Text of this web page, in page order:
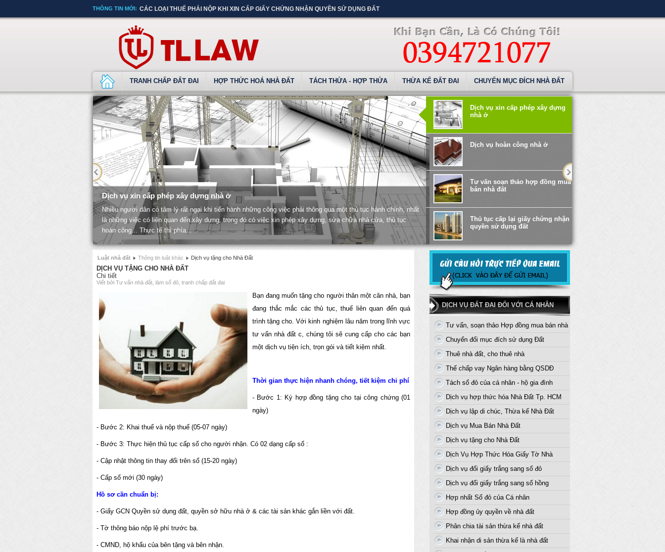
THÔNG TIN MỚI: CÁC LOẠI THUẾ PHẢI NỘP KHI XIN CẤP GIẤY CHỨNG NHẬN QUYỀN SỬ DỤNG ĐẤT
TRANH CHẤP ĐẤT ĐAI HỢP THỨC HOÁ NHÀ ĐẤT TÁCH THỬA - HỢP THỬA THỪA KẾ ĐẤT ĐAI CHUYỂN MỤC ĐÍCH NHÀ ĐẤT
Dịch vụ xin cấp phép xây dựng nhà ở
Nhiều người dân có tâm lý rất ngại khi tiến hành những công việc phải thông qua một thủ tục hành chính, nhất
là những việc có liên quan đến xây dựng, trong đó có việc xin phép xây dựng, sửa chữa nhà cửa, thủ tục
hoàn công... Thực tế thì phía...
Dịch vụ xin cấp phép xây dựng
nhà ở
Dịch vụ hoàn công nhà ở
Tư vấn soạn thảo hợp đồng mua
bán nhà đất
Thủ tục cấp lại giấy chứng nhận
quyền sử dụng đất
đối với Đất Đai
đất - Hướng Dẫn Thủ Tục
Tư vấn thừa kế, tặng cho quyền
sử dụng đất
Luật nhà đất Thông tin luật khác Dịch vụ tặng cho Nhà Đất
DỊCH VỤ TẶNG CHO NHÀ ĐẤT
Chi tiết
Viết bởi Tư vấn nhà đất, làm sổ đỏ, tranh chấp đất đai
Bạn đang muốn tặng cho người thân một căn nhà, bạn
đang thắc mắc các thủ tục, thuế liên quan đến quá
trình tặng cho. Với kinh nghiệm lâu năm trong lĩnh vực
tư vấn nhà đất c, chúng tôi sẽ cung cấp cho các bạn
một dịch vụ tiện ích, trọn gói và tiết kiệm nhất.
Thời gian thực hiện nhanh chóng, tiết kiệm chi phí
- Bước 1: Ký hợp đồng tặng cho tại công chứng (01
ngày)
- Bước 2: Khai thuế và nộp thuế (05-07 ngày)
- Bước 3: Thực hiện thủ tục cấp sổ cho người nhận. Có 02 dạng cấp sổ :
- Cập nhật thông tin thay đổi trên sổ (15-20 ngày)
- Cấp sổ mới (30 ngày)
Hồ sơ cần chuẩn bị:
- Giấy GCN Quyền sử dụng đất, quyền sở hữu nhà ở & các tài sản khác gắn liền với đất.
- Tờ thông báo nộp lệ phí trước bạ.
- CMND, hộ khẩu của bên tặng và bên nhận.
DỊCH VỤ ĐẤT ĐAI ĐỐI VỚI CÁ NHÂN
Tư vấn, soạn thảo Hợp đồng mua bán nhà
Chuyển đổi mục đích sử dụng Đất
Thuê nhà đất, cho thuê nhà
Thế chấp vay Ngân hàng bằng QSDĐ
Tách sổ đỏ của cá nhân - hộ gia đình
Dịch vụ hợp thức hóa Nhà Đất Tp. HCM
Dịch vụ lập di chúc, Thừa kế Nhà Đất
Dịch vụ Mua Bán Nhà Đất
Dịch vụ tặng cho Nhà Đất
Dịch Vụ Hợp Thức Hóa Giấy Tờ Nhà
Dịch vụ đổi giấy trắng sang sổ đỏ
Dịch vụ đổi giấy trắng sang sổ hồng
Hợp nhất Sổ đỏ của Cá nhân
Hợp đồng ủy quyền về nhà đất
Phân chia tài sản thừa kế nhà đất
Khai nhận di sản thừa kế là nhà đất